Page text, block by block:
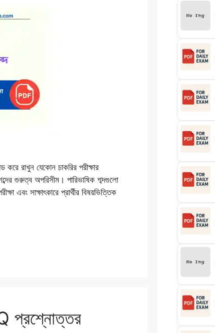
রাখুন যেকোন চাকরির পরীক্ষার
গুরুত্ব অপরিসীম। পারিভাষিক শব্দগুলো
এবং সাক্ষাৎকারে প্রার্থীর বিষয়ভিত্তিক
প্রশ্নোত্তর